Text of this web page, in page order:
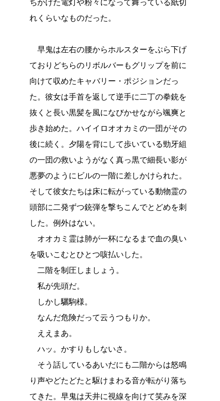
ちかけた電灯や粉々になって舞っている紙切
れくらいなものだった。
早鬼は左右の腰からホルスターをぶら下げ
ておりどちらのリボルバーもグリップを前に
向けて収めたキャバリー・ポジションだっ
た。彼女は手首を返して逆手に二丁の拳銃を
抜くと長い黒髪を風になびかせながら颯爽と
歩き始めた。ハイイロオオカミの一団がその
後に続く。夕陽を背にして歩いている勁牙組
の一団の救いようがなく真っ黒で細長い影が
悪夢のようにビルの一階に差しかけられた。
そして彼女たちは床に転がっている動物霊の
頭部に二発ずつ銃弾を撃ちこんでとどめを刺
した。例外はない。
オオカミ霊は肺が一杯になるまで血の臭い
を吸いこむとひとつ咳払いした。
二階を制圧しましょう。
私が先頭だ。
しかし驪駒様。
なんだ危険だって云うつもりか。
ええまあ。
ハッ。かすりもしないさ。
そう話しているあいだにも二階からは怒鳴
り声やどたどたと駆けまわる音が転がり落ち
てきた。早鬼は天井に視線を向けて笑みを深